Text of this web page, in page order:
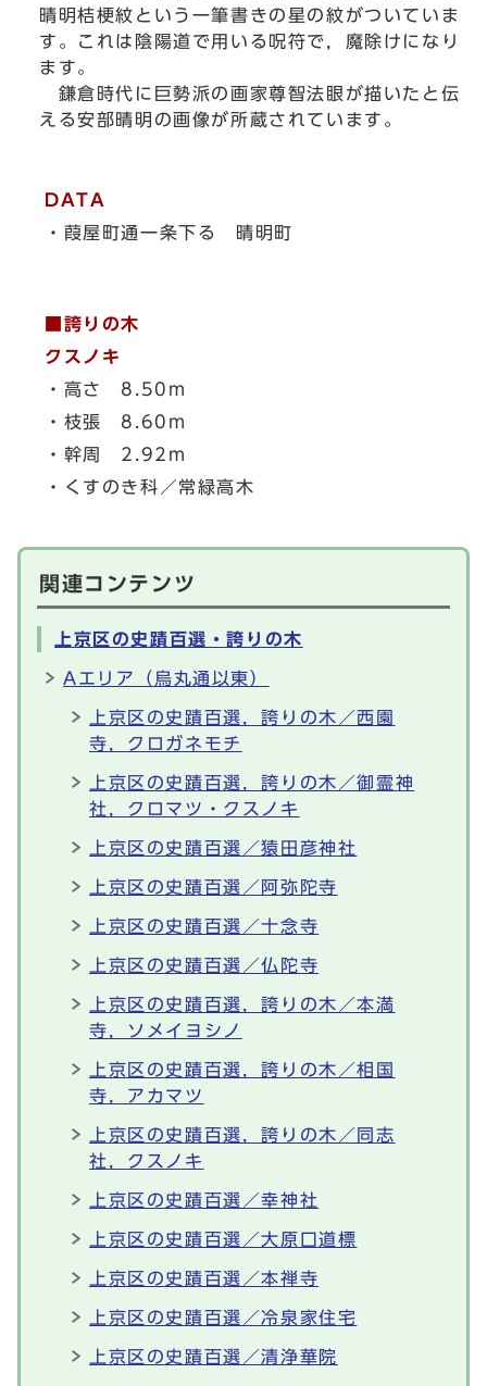
晴明桔梗紋という一筆書きの星の紋がついていま
す。これは陰陽道で用いる呪符で，魔除けになり
ます。
鎌倉時代に巨勢派の画家尊智法眼が描いたと伝
える安部晴明の画像が所蔵されています。
DATA
・葭屋町通一条下る 晴明町
■誇りの木
クスノキ
・高さ 8.50m
・枝張 8.60m
・幹周 2.92m
・くすのき科／常緑高木
関連コンテンツ
上京区の史蹟百選・誇りの木
Aエリア（烏丸通以東）
上京区の史蹟百選，誇りの木／西園
寺，クロガネモチ
上京区の史蹟百選，誇りの木／御霊神
社，クロマツ・クスノキ
上京区の史蹟百選／猿田彦神社
上京区の史蹟百選／阿弥陀寺
上京区の史蹟百選／十念寺
上京区の史蹟百選／仏陀寺
上京区の史蹟百選，誇りの木／本満
寺，ソメイヨシノ
上京区の史蹟百選，誇りの木／相国
寺，アカマツ
上京区の史蹟百選，誇りの木／同志
社，クスノキ
上京区の史蹟百選／幸神社
上京区の史蹟百選／大原口道標
上京区の史蹟百選／本禅寺
上京区の史蹟百選／冷泉家住宅
上京区の史蹟百選／清浄華院